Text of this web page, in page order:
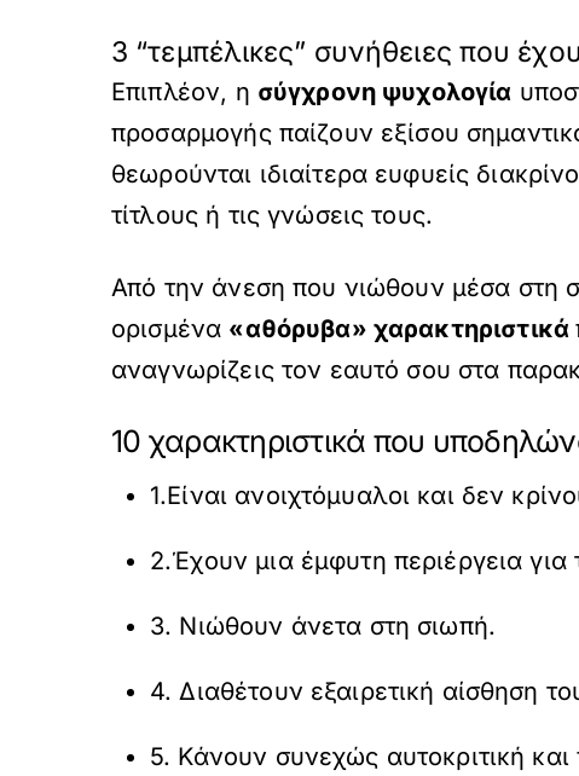
3 “τεμπέλικες” συνήθειες που
Επιπλέον, η σύγχρονη ψυχολογία
προσαρμογής παίζουν εξίσου
θεωρούνται ιδιαίτερα ευφυείς
τίτλους ή τις γνώσεις τους.
Από την άνεση που νιώθουν μέσα στη
ορισμένα «αθόρυβα» χαρακτηριστικά
αναγνωρίζεις τον εαυτό σου στα
10 χαρακτηριστικά που
1.Είναι ανοιχτόμυαλοι και δεν
2.Έχουν μια έμφυτη περιέργεια
3. Νιώθουν άνετα στη σιωπή.
4. Διαθέτουν εξαιρετική αίσθηση
5. Κάνουν συνεχώς αυτοκριτική